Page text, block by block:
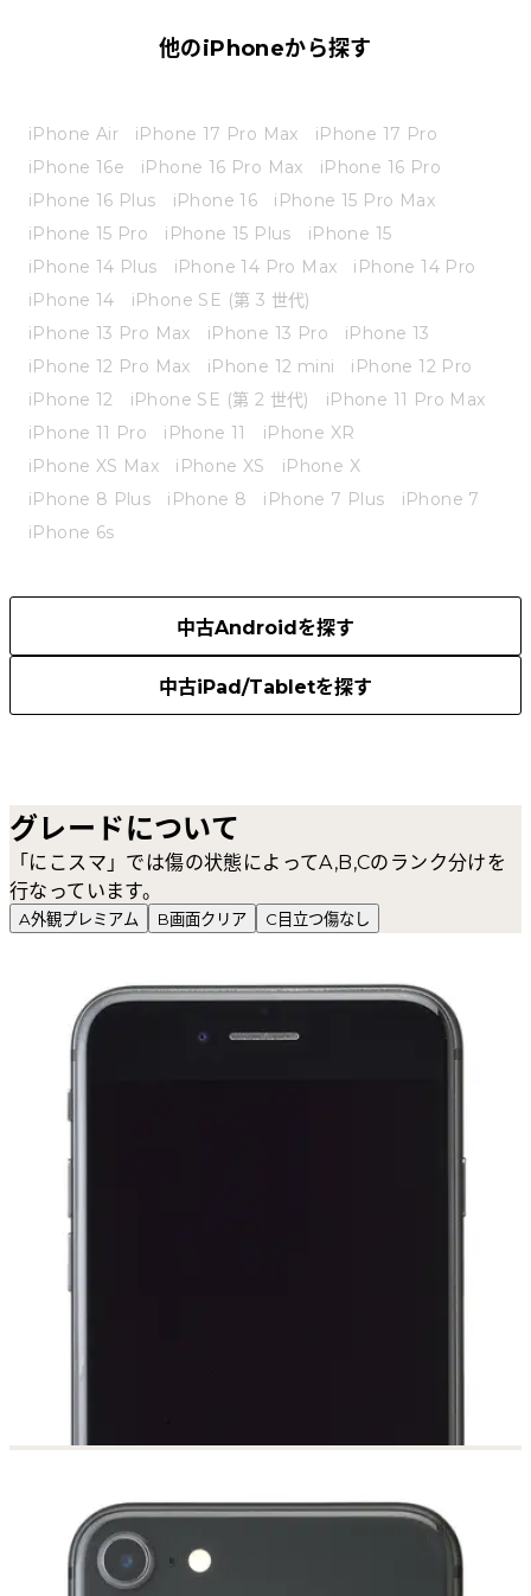
他のiPhoneから探す
iPhone Air iPhone 17 Pro Max
iPhone 17 Pro
iPhone 16e
iPhone 16 Pro Max
iPhone 16 Pro
iPhone 16 Plus
iPhone 16
iPhone 15 Pro Max
iPhone 15 Pro
iPhone 15 Plus
iPhone 15
iPhone 14 Plus
iPhone 14 Pro Max
iPhone 14 Pro
iPhone 14
iPhone SE (第 3 世代)
iPhone 13 Pro Max
iPhone 13 Pro
iPhone 13
iPhone 12 Pro Max
iPhone 12 mini
iPhone 12 Pro
iPhone 12
iPhone SE (第 2 世代)
iPhone 11 Pro Max
iPhone 11 Pro
iPhone 11
iPhone XR
iPhone XS Max
iPhone XS
iPhone X
iPhone 8 Plus
iPhone 8 iPhone 7 Plus
iPhone 7
iPhone 6s
中古Androidを探す
中古iPad/Tabletを探す
グレードについて
「にこスマ」では傷の状態によってA,B,Cのランク分けを
行なっています。
A外観プレミアム B画面クリア C 目立つ傷なし